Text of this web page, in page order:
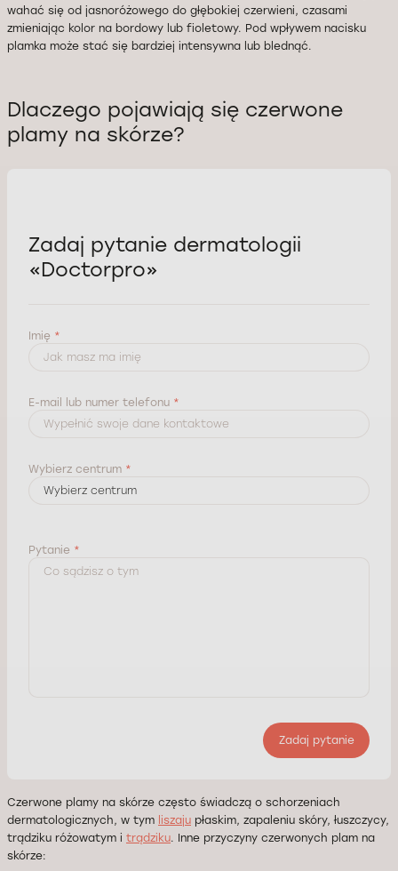
wahać się od jasnoróżowego do głębokiej czerwieni, czasami
zmieniając kolor na bordowy lub fioletowy. Pod wpływem nacisku
plamka może stać się bardziej intensywna lub blednąć.
Dlaczego pojawiają się czerwone
plamy na skórze?
Zadaj pytanie dermatologii
«Doctorpro»
Imię *
E-mail lub numer telefonu *
Wybierz centrum *
Pytanie *
Zadaj pytanie
Czerwone plamy na skórze często świadczą o schorzeniach
dermatologicznych, w tym liszaju płaskim, zapaleniu skóry, łuszczycy,
trądziku różowatym i trądziku. Inne przyczyny czerwonych plam na
skórze: